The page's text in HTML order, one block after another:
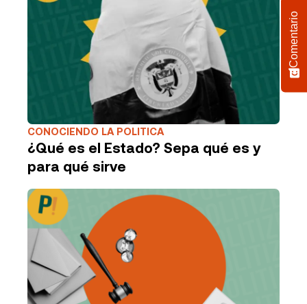
CONOCIENDO LA POLITICA
¿Qué es el Estado? Sepa qué es y
para qué sirve
Comentario